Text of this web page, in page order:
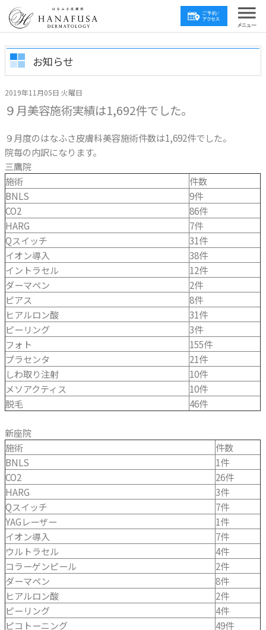
お知らせ
2019年11月05日 火曜日
９月美容施術実績は1,692件でした。
９月度のはなふさ皮膚科美容施術件数は1,692件でした。
院毎の内訳になります。
三鷹院
施術
件数
BNLS
9件
CO2
86件
HARG
7件
Qスイッチ
31件
イオン導入
38件
イントラセル
12件
ダーマペン
2件
ピアス
8件
ヒアルロン酸
31件
ピーリング
3件
フォト
155件
プラセンタ
21件
しわ取り注射
10件
メソアクティス
10件
脱毛
46件
新座院
施術
件数
BNLS
1件
CO2
26件
HARG
3件
Qスイッチ
7件
YAGレーザー
1件
イオン導入
7件
ウルトラセル
4件
コラーゲンピール
2件
ダーマペン
8件
ヒアルロン酸
2件
ピーリング
4件
ピコトーニング
49件